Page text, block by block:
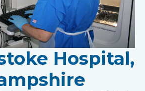
Hospital,